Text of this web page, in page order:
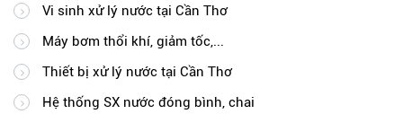
Vi sinh xử lý nước tại Cần Thơ
Máy bơm thổi khí, giảm tốc,...
Thiết bị xử lý nước tại Cần Thơ
Hệ thống SX nước đóng bình, chai